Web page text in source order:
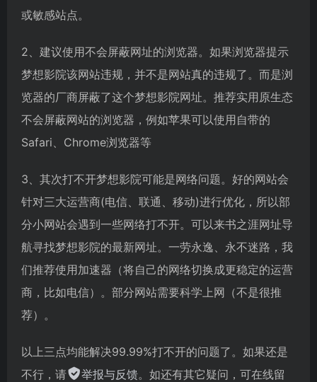
或敏感站点。
2、建议使用不会屏蔽网址的浏览器。如果浏览器提示
梦想影院该网站违规，并不是网站真的违规了。而是浏
览器的厂商屏蔽了这个梦想影院网址。推荐实用原生态
不会屏蔽网站的浏览器，例如苹果可以使用自带的
Safari、Chrome浏览器等
3、其次打不开梦想影院可能是网络问题。好的网站会
针对三大运营商(电信、联通、移动)进行优化，所以部
分小网站会遇到一些网络打不开。可以来书之涯网址导
航寻找梦想影院的最新网址。一劳永逸、永不迷路，我
们推荐使用加速器（将自己的网络切换成更稳定的运营
商，比如电信）。部分网站需要科学上网（不是很推
荐）。
以上三点均能解决99.99%打不开的问题了。如果还是
不行，请
举报与反馈。如还有其它疑问，可在线留